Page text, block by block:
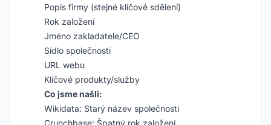
Popis firmy (stejné klíčové sdělení)
Rok založení
Jméno zakladatele/CEO
Sídlo společnosti
URL webu
Klíčové produkty/služby
Co jsme našli:
Wikidata: Starý název společnosti
Crunchbase: Špatný rok založení